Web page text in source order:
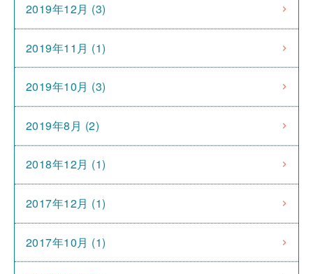
2019年12月 (3)
2019年11月 (1)
2019年10月 (3)
2019年8月 (2)
2018年12月 (1)
2017年12月 (1)
2017年10月 (1)